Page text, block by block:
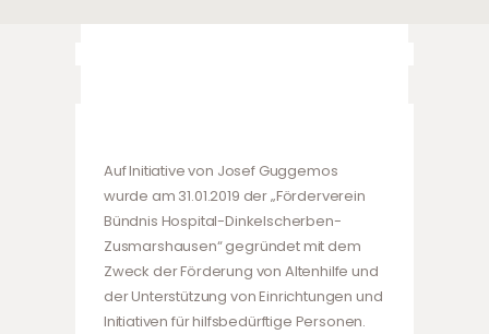
Auf Initiative von Josef Guggemos
wurde am 31.01.2019 der „Förderverein
Bündnis Hospital-Dinkelscherben-
Zusmarshausen“ gegründet mit dem
Zweck der Förderung von Altenhilfe und
der Unterstützung von Einrichtungen und
Initiativen für hilfsbedürftige Personen.